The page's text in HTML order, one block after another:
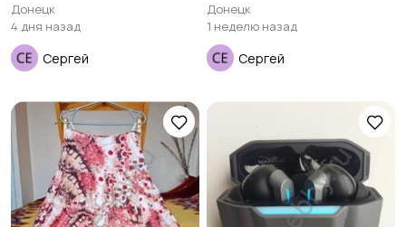
Донецк
4 дня назад
Сергей
Донецк
1 неделю назад
Сергей